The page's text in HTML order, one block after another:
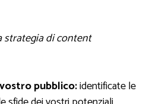
strategia di content
pubblico:identificate le